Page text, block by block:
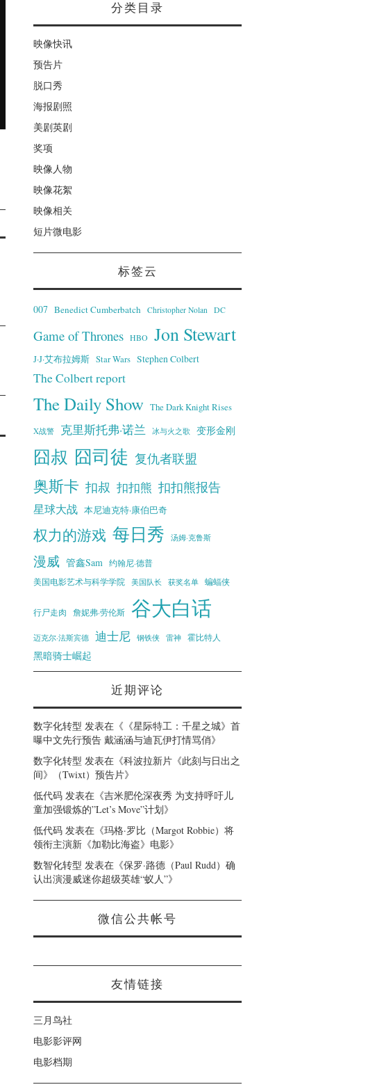
分类目录
映像快讯
预告片
脱口秀
海报剧照
美剧英剧
奖项
映像人物
映像花絮
映像相关
短片微电影
标签云
007 Benedict Cumberbatch Christopher Nolan DC
Game of Thrones HBO Jon Stewart
J·J·艾布拉姆斯 Star Wars Stephen Colbert
The Colbert report
The Daily Show The Dark Knight Rises
X战警 克里斯托弗·诺兰 冰与火之歌 变形金刚
囧叔 囧司徒 复仇者联盟
奥斯卡 扣叔 扣扣熊 扣扣熊报告
星球大战 本尼迪克特·康伯巴奇
权力的游戏 每日秀 汤姆·克鲁斯
漫威 管鑫Sam 约翰尼·德普
美国电影艺术与科学学院 美国队长 获奖名单 蝙蝠侠
行尸走肉 詹妮弗·劳伦斯 谷大白话
迈克尔·法斯宾德 迪士尼 钢铁侠 雷神 霍比特人
黑暗骑士崛起
近期评论
数字化转型 发表在《 《星际特工：千星之城》首
曝中文先行预告 戴涵涵与迪瓦伊打情骂俏》
数字化转型 发表在《科波拉新片《此刻与日出之
间》（Twixt）预告片》
低代码 发表在《吉米肥伦深夜秀 为支持呼吁儿
童加强锻炼的”Let’s Move”计划》
低代码 发表在《玛格·罗比（Margot Robbie）将
领衔主演新《加勒比海盗》电影》
数智化转型 发表在《保罗·路德（Paul Rudd）确
认出演漫威迷你超级英雄“蚁人”》
微信公共帐号
友情链接
三月鸟社
电影影评网
电影档期